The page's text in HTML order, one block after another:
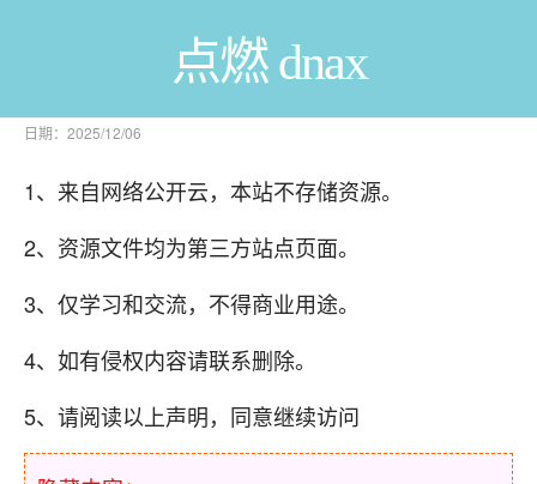
点燃 dnax
日期：2025/12/06
1、来自网络公开云，本站不存储资源。
2、资源文件均为第三方站点页面。
3、仅学习和交流，不得商业用途。
4、如有侵权内容请联系删除。
5、请阅读以上声明，同意继续访问